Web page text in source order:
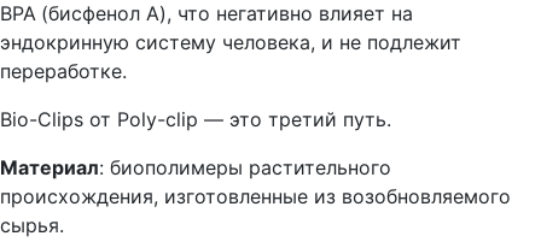
BPA (бисфенол А), что негативно влияет на
эндокринную систему человека, и не подлежит
переработке.
Bio-Clips от Poly-clip — это третий путь.
Материал: биополимеры растительного
происхождения, изготовленные из возобновляемого
сырья.